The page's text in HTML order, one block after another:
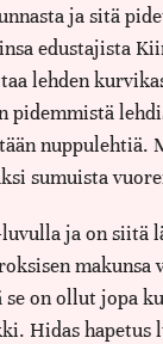
ja sitä
edustajista
lehden
pidemmistä
nuppulehtiä.
sumuista
ja on siitä
makunsa
se on ollut jopa
Hidas hapetus